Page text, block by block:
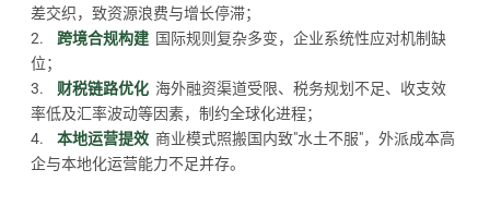
差交织，致资源浪费与增长停滞；
2. 跨境合规构建 国际规则复杂多变，企业系统性应对机制缺
位；
3. 财税链路优化 海外融资渠道受限、税务规划不足、收支效
率低及汇率波动等因素，制约全球化进程；
4.
本地运营提效商业模式照搬国内致"水土不服"，外派成本高
企与本地化运营能力不足并存。